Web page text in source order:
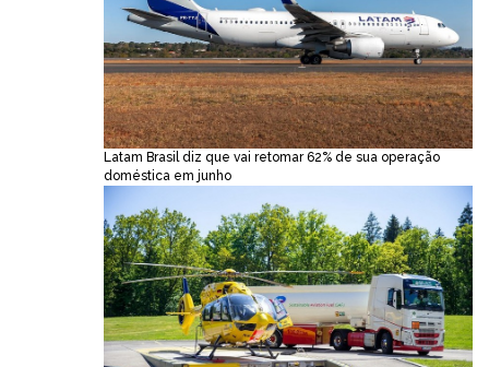
Latam Brasil diz que vai retomar 62% de sua operação
doméstica em junho